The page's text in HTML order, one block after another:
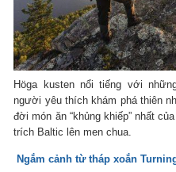
Höga kusten nổi tiếng với
người yêu thích khám phá thiên
đời món ăn “khủng khiếp” nhất
trích Baltic lên men chua.
Ngắm cảnh từ tháp xoắn